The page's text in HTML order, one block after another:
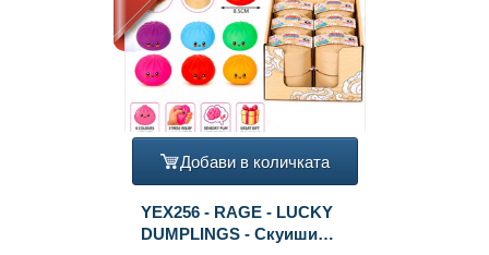
Добави в количката
YEX256 - RAGE - LUCKY
DUMPLINGS - Скуиши